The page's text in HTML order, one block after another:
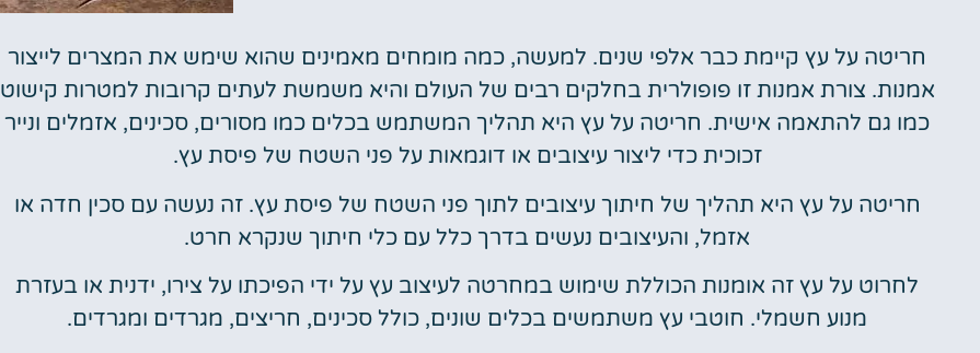
חריטה על עץ קיימת כבר אלפי שנים. למעשה, כמה מומחים מאמינים שהוא שימש את המצרים לייצור
אמנות. צורת אמנות זו פופולרית בחלקים רבים של העולם והיא משמשת לעתים קרובות למטרות קישוט
כמו גם להתאמה אישית. חריטה על עץ היא תהליך המשתמש בכלים כמו מסורים, סכינים, אזמלים ונייר
זכוכית כדי ליצור עיצובים או דוגמאות על פני השטח של פיסת עץ.
חריטה על עץ היא תהליך של חיתוך עיצובים לתוך פני השטח של פיסת עץ. זה נעשה עם סכין חדה או
אזמל, והעיצובים נעשים בדרך כלל עם כלי חיתוך שנקרא חרט.
לחרוט על עץ זה אומנות הכוללת שימוש במחרטה לעיצוב עץ על ידי הפיכתו על צירו, ידנית או בעזרת
מנוע חשמלי. חוטבי עץ משתמשים בכלים שונים, כולל סכינים, חריצים, מגרדים ומגרדים.